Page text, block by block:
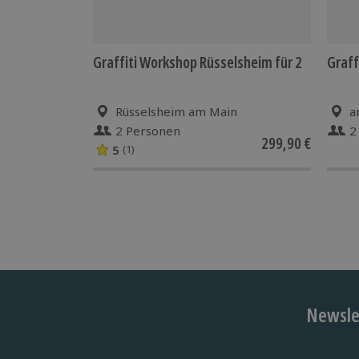
Graffiti Workshop Rüsselsheim für 2
Rüsselsheim am Main
2 Personen
5 (1) 299,90 €